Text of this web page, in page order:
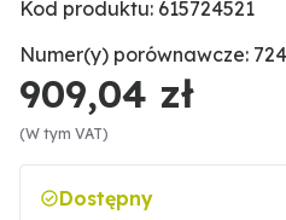
Kod produktu: 615724521
Numer(y) porównawcze:
909,04 zł
(W tym VAT)
Dostępny